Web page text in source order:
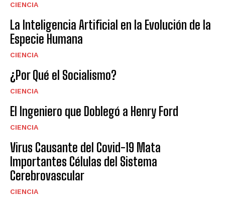
CIENCIA
La Inteligencia Artificial en la Evolución de la
Especie Humana
CIENCIA
¿Por Qué el Socialismo?
CIENCIA
El Ingeniero que Doblegó a Henry Ford
CIENCIA
Virus Causante del Covid-19 Mata
Importantes Células del Sistema
Cerebrovascular
CIENCIA